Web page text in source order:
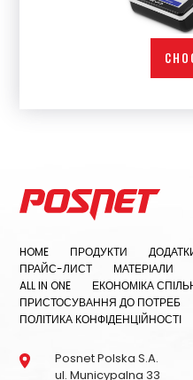
brutto
Sum of monthly
netto
brutto
HOME ПРОДУКТИ
ПРАЙС-ЛИСТ
МАТЕРІАЛИ
ALL IN ONE
ЕКОНОМІКА
ПРИСТОСУВАННЯ ДО ПОТРЕБ
ПОЛІТИКА КОНФІДЕНЦІЙНОСТІ
Posnet Polska S.A.
ul. Municypalna 33